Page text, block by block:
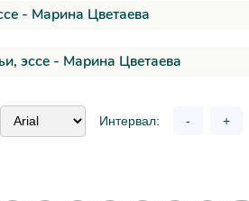
- Марина Цветаева
эссе - Марина Цветаева
Интервал: - +